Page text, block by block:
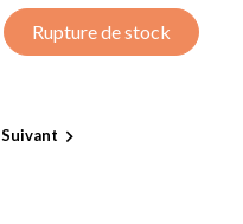
Rupture de stock
Suivant 